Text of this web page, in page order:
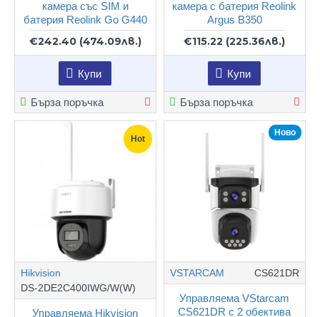
камера със SIM и
батерия Reolink Go G440
€242.40 (474.09лв.)
Купи
Бърза поръчка
камера с батерия Reolink
Argus B350
€115.22 (225.36лв.)
Купи
Бърза поръчка
Hot
Hikvision
DS-2DE2C400IWG/W(W)
Управляема Hikvision
Ново
VSTARCAM CS621DR
Управляема VStarcam
CS621DR с 2 обектива